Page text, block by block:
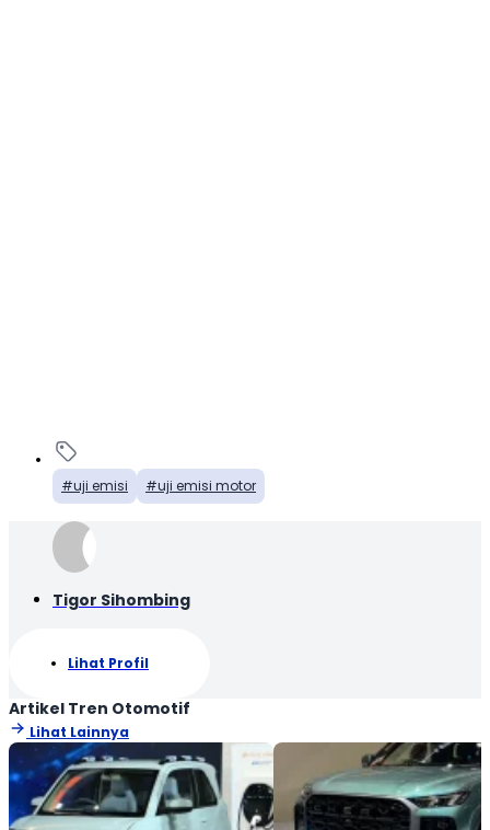
uji emisi uji emisi motor
Tigor Sihombing
Lihat Profil
Artikel Tren Otomotif
Lihat Lainnya